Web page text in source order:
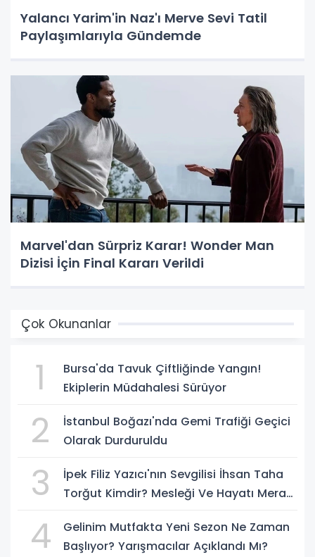
Yalancı Yarim'in Naz'ı Merve Sevi Tatil
Paylaşımlarıyla Gündemde
Marvel'dan Sürpriz Karar! Wonder Man
Dizisi İçin Final Kararı Verildi
Çok Okunanlar
1
Bursa'da Tavuk Çiftliğinde Yangın!
Ekiplerin Müdahalesi Sürüyor
2
İstanbul Boğazı'nda Gemi Trafiği Geçici
Olarak Durduruldu
3
İpek Filiz Yazıcı'nın Sevgilisi İhsan Taha
Torğut Kimdir? Mesleği Ve Hayatı Merak
4
Gelinim Mutfakta Yeni Sezon Ne Zaman
Başlıyor? Yarışmacılar Açıklandı Mı?